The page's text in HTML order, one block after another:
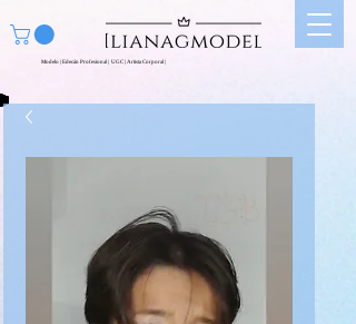
Modelo | Edecán Profesional | UGC | Artista Corporal |